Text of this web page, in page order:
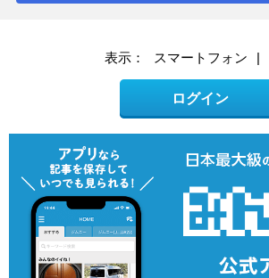
表示： スマートフォン |
ログイン